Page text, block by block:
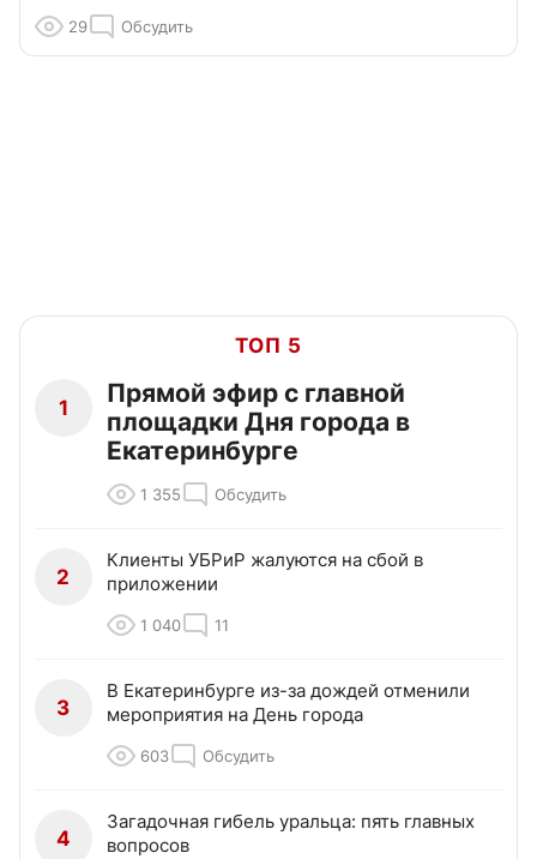
29 Обсудить
ТОП 5
1
Прямой эфир с главной
площадки Дня города в
Екатеринбурге
1 355 Обсудить
2
Клиенты УБРиР жалуются на сбой в
приложении
1 040 11
3
В Екатеринбурге из-за дождей отменили
мероприятия на День города
603 Обсудить
4
Загадочная гибель уральца: пять главных
вопросов